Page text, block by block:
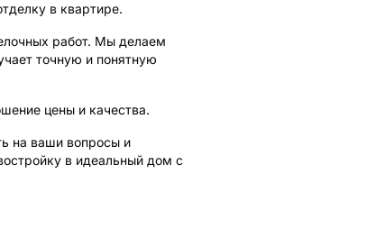
в квартире.
работ. Мы делаем
точную и понятную
цены и качества.
на ваши вопросы и
в идеальный дом с